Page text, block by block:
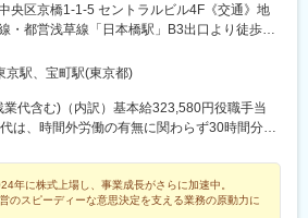
央区京橋1-1-5 セントラルビル4F《交通》地
・都営浅草線「日本橋駅」B3出口より徒歩3
橋駅」7番出口より徒歩3分JR各線「東京駅」
歩3分（八重洲地下街24番出口すぐ）
京駅、宝町駅(東京都)
業代含む)（内訳）基本給323,580円役職手当
は、時間外労働の有無に関わらず30時間分
加えて◎年間休日125日◎残業月15時間程度◎
と働きやすさを両立できます。
年に株式上場し、事業成長がさらに加速中。
のスピーディーな意思決定を支える業務の原動力に